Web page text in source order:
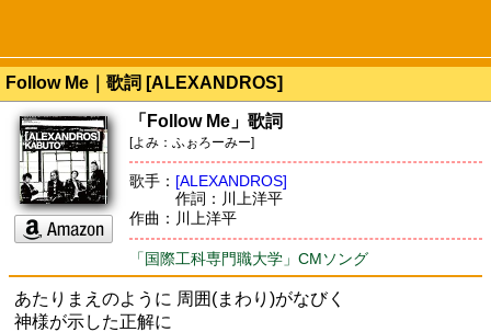
Follow Me｜歌詞 [ALEXANDROS]
「Follow Me」歌詞
[よみ：ふぉろーみー]
歌手： [ALEXANDROS]
作詞：川上洋平
作曲：川上洋平
「国際工科専門職大学」CMソング
あたりまえのように 周囲(まわり)がなびく
神様が示した正解に